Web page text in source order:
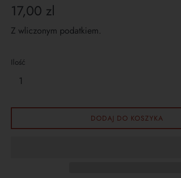
Cena
17,00 zl
Z wliczonym podatkiem.
Ilość
DODAJ DO KOSZYKA